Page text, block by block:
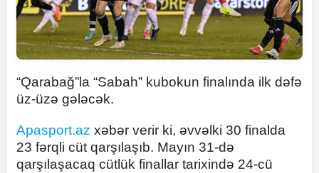
“Qarabağ”la “Sabah” kubokun finalında ilk dəfə
üz-üzə gələcək.
Apasport.az xəbər verir ki, əvvəlki 30 finalda
23 fərqli cüt qarşılaşıb. Mayın 31-də
qarşılaşacaq cütlük finallar tarixində 24-cü